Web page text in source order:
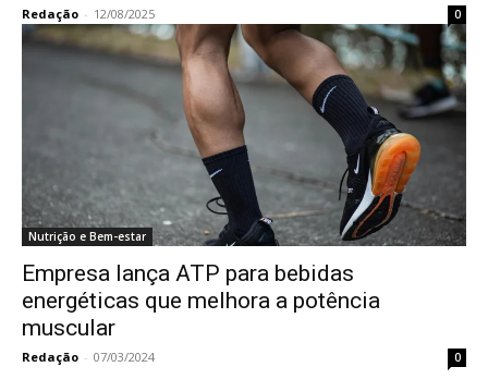
Redação - 12/08/2025 0
Nutrição e Bem-estar
Empresa lança ATP para bebidas
energéticas que melhora a potência
muscular
Redação - 07/03/2024 0